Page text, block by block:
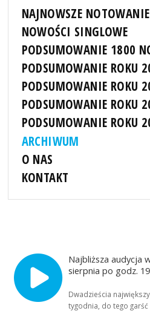
NAJNOWSZE
NOWOŚCI SINGLOWE
PODSUMOWANIE 1800
PODSUMOWANIE ROKU
PODSUMOWANIE ROKU
PODSUMOWANIE ROKU
PODSUMOWANIE ROKU
ARCHIWUM
O NAS
KONTAKT
Najbliższa audycja
sierpnia po godz.
Dwadzieścia
tygodnia, do tego garść